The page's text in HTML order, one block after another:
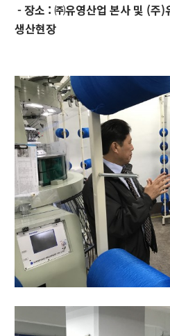
- 장소 : ㈜유영산업 본사 및 (주)
생산현장